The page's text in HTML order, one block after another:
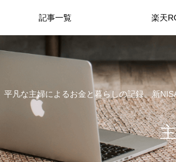
平凡な主婦によるお金と暮らしの記録。新
記事一覧 楽天